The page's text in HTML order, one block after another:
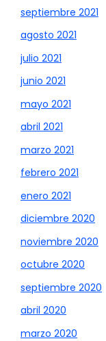
septiembre 2021
agosto 2021
julio 2021
junio 2021
mayo 2021
abril 2021
marzo 2021
febrero 2021
enero 2021
diciembre 2020
noviembre 2020
octubre 2020
septiembre 2020
abril 2020
marzo 2020